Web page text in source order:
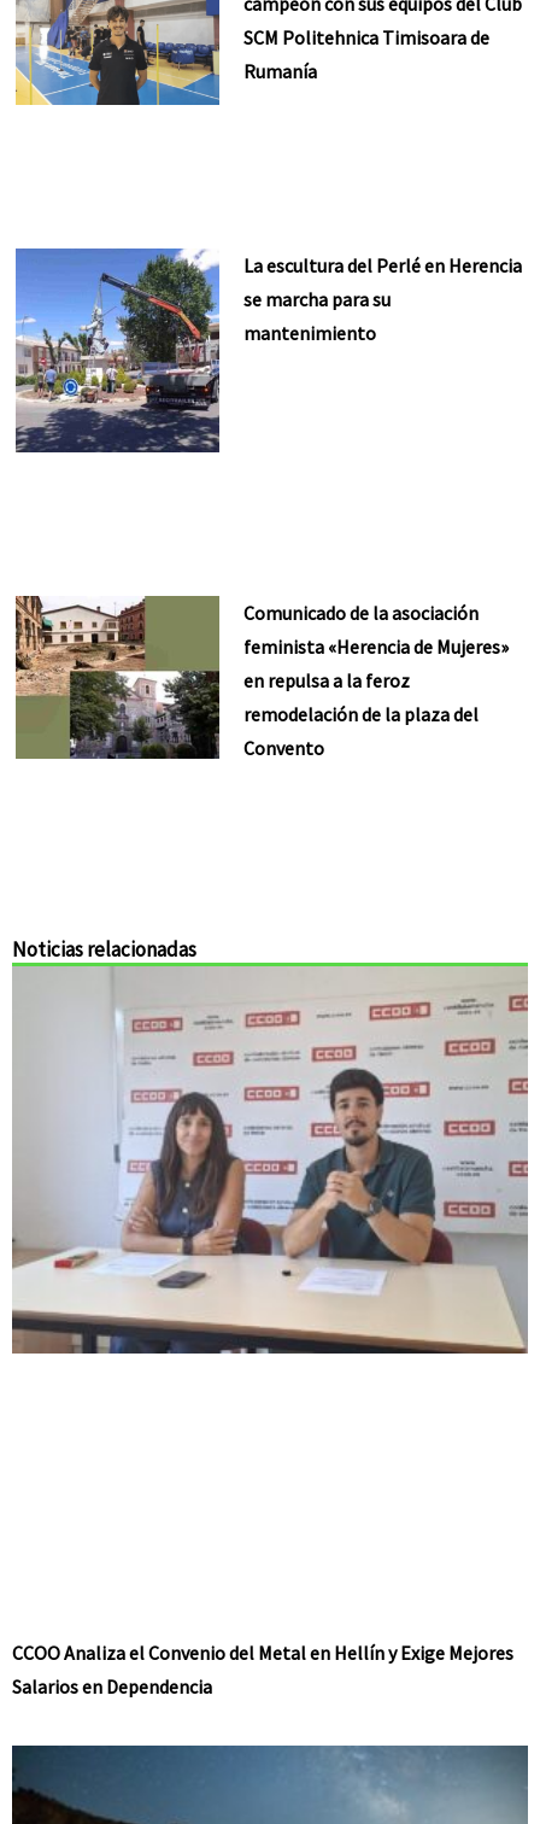
SCM Politehnica Timisoara de
Rumanía
La escultura del Perlé en Herencia
se marcha para su
mantenimiento
Comunicado de la asociación
feminista «Herencia de Mujeres»
en repulsa a la feroz
remodelación de la plaza del
Convento
Noticias relacionadas
CCOO Analiza el Convenio del Metal en Hellín y Exige Mejores
Salarios en Dependencia